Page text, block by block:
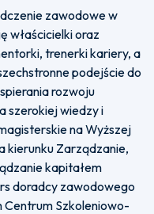
zawodowe w
właścicielki oraz
trenerki kariery, a
podejście do
rozwoju
szerokiej wiedzy i
na Wyższej
kierunku Zarządzanie,
kapitałem
doradcy zawodowego
Centrum Szkoleniowo-